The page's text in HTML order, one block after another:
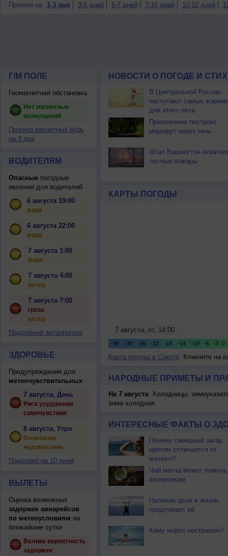
Прогноз на 1-3 дня 3-5 дней 5-7 дней 7-10 дней 10-12 дней
Г/М ПОЛЕ
Геомагнитная обстановка
Нет магнитных
возмущений
Прогноз магнитных бурь
на 3 дня
ВОДИТЕЛЯМ
Опасныепогодные
явления для водителей
6 августа 19:00
жара
6 августа 22:00
жара
7 августа 1:00
жара
7 августа 4:00
ветер
7 августа 7:00
гроза
ветер
Подробный автопрогноз
ЗДОРОВЬЕ
Предупреждения для
метеочувствительных
7 августа, День
Риск ухудшения
самочувствия
8 августа, Утро
Возможны
недомогания
Подробно на 10 дней
ВЫЛЕТЫ
Оценка возможных
задержек авиарейсов
по метеоусловиям на
ближайшие сутки
Велика вероятность
задержек
НОВОСТИ О ПОГОДЕ И
В Центральной России
наступают самые жаркие
дни этого лета
Приложение построит
маршрут через тень
Штат Вашингтон
лесные пожары
КАРТЫ ПОГОДЫ
Карта погоды в Сокото. Кликните на
НАРОДНЫЕ ПРИМЕТЫ И
На 7 августа: Холодницы,
зима холодная.
ИНТЕРЕСНЫЕ ФАКТЫ О
Почему северный загар
цветом отличается от
южного?
Чай матча может помочь
аллергикам
Наличие цели в жизни
продлевает её
Кому мороз нестрашен?